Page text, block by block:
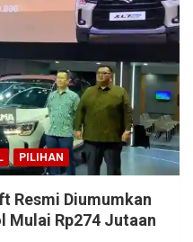
PILIHAN
Resmi Diumumkan
Mulai Rp274 Jutaan